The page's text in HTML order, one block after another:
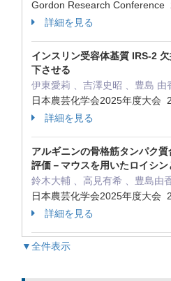
Gordon Research Conference
詳細を見る
インスリン受容体基質 IRS-2
下させる
伊東愛莉 、吉澤史昭 、豊島 由
日本農芸化学会2025年度大会
詳細を見る
アルギニンの骨格筋タンパク
評価－マウスを用いたロイシン
鈴木大輔 、高見有希 、豊島由
日本農芸化学会2025年度大会
詳細を見る
▼全件表示